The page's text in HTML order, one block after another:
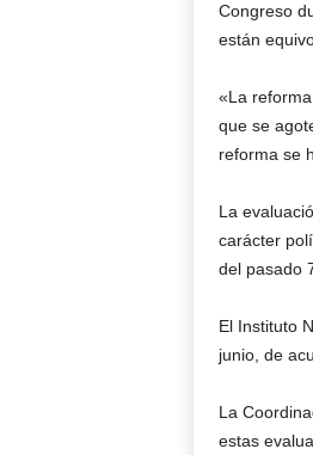
Congreso
están
«La
que se
reforma se
La
carácter
del pasado
El Instituto
junio, de
La
estas